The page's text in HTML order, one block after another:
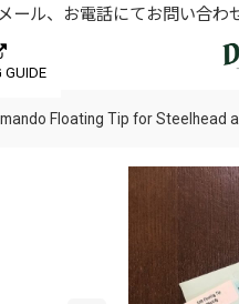
ール、お電話にてお問い合
GUIDE
Floating Tip for Steelhead